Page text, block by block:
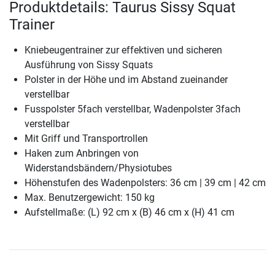
Produktdetails: Taurus Sissy Squat
Trainer
Kniebeugentrainer zur effektiven und sicheren
Ausführung von Sissy Squats
Polster in der Höhe und im Abstand zueinander
verstellbar
Fusspolster 5fach verstellbar, Wadenpolster 3fach
verstellbar
Mit Griff und Transportrollen
Haken zum Anbringen von
Widerstandsbändern/Physiotubes
Höhenstufen des Wadenpolsters: 36 cm | 39 cm | 42 cm
Max. Benutzergewicht: 150 kg
Aufstellmaße: (L) 92 cm x (B) 46 cm x (H) 41 cm